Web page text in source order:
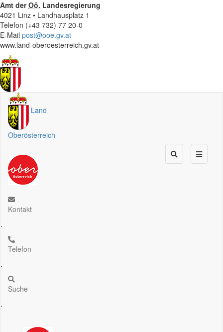
Amt derOö. Landesregierung
4021 Linz • Landhausplatz 1
Telefon (+43 732) 77 20-0
E-Mail post@ooe.gv.at
www.land-oberoesterreich.gv.at
Land
Oberösterreich
Kontakt
.
Telefon
.
Suche
.